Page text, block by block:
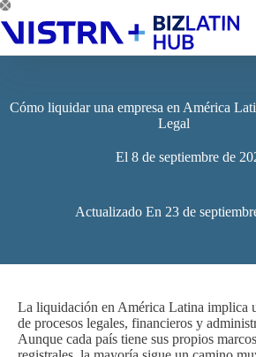
Saltar
al
contenido
Cómo liquidar una empresa en América
Legal
El 8 de septiembre de
Actualizado En 23 de
La liquidación en América Latina implica
de procesos legales, financieros y
Aunque cada país tiene sus propios